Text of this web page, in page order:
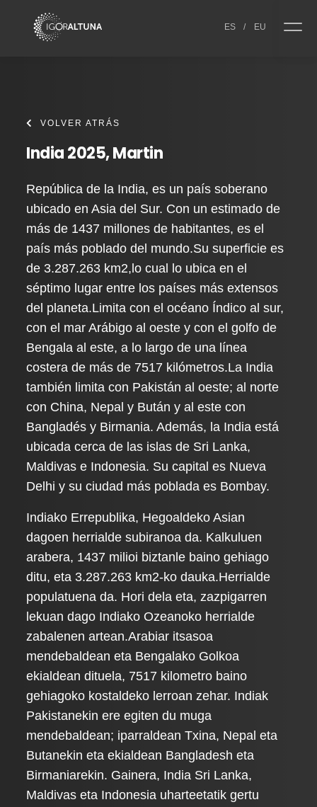
ES / EU
VOLVER ATRÁS
India 2025, Martin
República de la India, es un país soberano
ubicado en Asia del Sur. Con un estimado de
más de 1437 millones de habitantes, es el
país más poblado del mundo.Su superficie es
de 3.287.263 km2,lo cual lo ubica en el
séptimo lugar entre los países más extensos
del planeta.Limita con el océano Índico al sur,
con el mar Arábigo al oeste y con el golfo de
Bengala al este, a lo largo de una línea
costera de más de 7517 kilómetros.La India
también limita con Pakistán al oeste; al norte
con China, Nepal y Bután y al este con
Bangladés y Birmania. Además, la India está
ubicada cerca de las islas de Sri Lanka,
Maldivas e Indonesia. Su capital es Nueva
Delhi y su ciudad más poblada es Bombay.
Indiako Errepublika, Hegoaldeko Asian
dagoen herrialde subiranoa da. Kalkuluen
arabera, 1437 milioi biztanle baino gehiago
ditu, eta 3.287.263 km2-ko dauka.Herrialde
populatuena da. Hori dela eta, zazpigarren
lekuan dago Indiako Ozeanoko herrialde
zabalenen artean.Arabiar itsasoa
mendebaldean eta Bengalako Golkoa
ekialdean dituela, 7517 kilometro baino
gehiagoko kostaldeko lerroan zehar. Indiak
Pakistanekin ere egiten du muga
mendebaldean; iparraldean Txina, Nepal eta
Butanekin eta ekialdean Bangladesh eta
Birmaniarekin. Gainera, India Sri Lanka,
Maldivas eta Indonesia uharteetatik gertu